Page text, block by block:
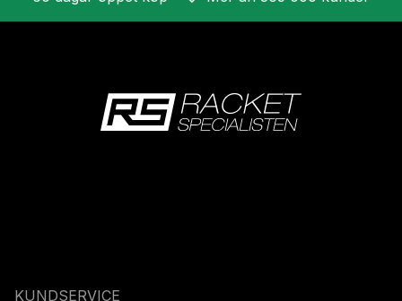
KUNDSERVICE